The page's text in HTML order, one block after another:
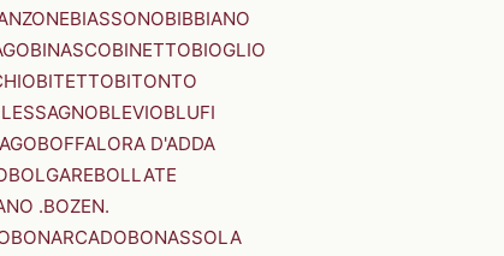
BIASSONOBIBBIANO
BINASCOBINETTOBIOGLIO
BITETTOBITONTO
BLEVIOBLUFI
BOFFALORA D'ADDA
BOLGAREBOLLATE
.BOZEN.
BONARCADOBONASSOLA